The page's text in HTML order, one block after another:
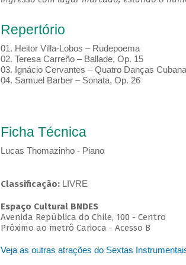
Repertório
01. Heitor Villa-Lobos – Rudepoema
02. Teresa Carreño – Ballade, Op. 15
03. Ignácio Cervantes – Quatro Danças
04. Samuel Barber – Sonata, Op. 26
Ficha Técnica
Lucas Thomazinho - Piano
Classificação: LIVRE
Espaço Cultural BNDES
Avenida República do Chile, 100 - Centro
Próximo ao metrô Carioca - Acesso B
Veja as outras atrações do Sextas